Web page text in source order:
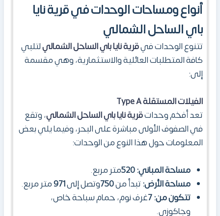
أنواع ومساحات الوحدات في قرية نايا
باي الساحل الشمالي
تتنوع الوحدات فيقرية نايا باي الساحل الشماليلتلبي
كافة المتطلبات العائلية والاستثمارية، وهي مقسمة
إلى:
الفيلات المستقلةType A
تعد أفخم وحداتقرية نايا باي الساحل الشمالي، وتقع
في الصفوف الأولى مباشرة على البحر، وفيما يلي بعض
المعلومات حول هذا النوع من الوحدات:
مساحة المباني:520متر مربع.
مساحة الأرض:تبدأ من750وتصل إلى971متر مربع.
تتكون من:7غرف نوم، حمام سباحة خاص،
وجاكوزي.